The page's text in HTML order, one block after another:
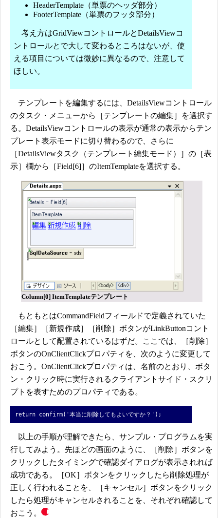
HeaderTemplate（単票のヘッダ部分）
FooterTemplate（単票のフッタ部分）
考え方はGridViewコントロールとDetailsViewコ
ントロールとで大して変わるところはないが、使
える項目については微妙に異なるので、注意して
ほしい。
テンプレートを編集するには、DetailsViewコントロール
のタスク・メニューから［テンプレートの編集］を選択す
る。DetailsViewコントロールの表示が通常の表示からテン
プレート表示モードに切り替わるので、さらに
［DetailsViewタスク（テンプレート編集モード）］の［表
示］欄から［Field[6]］のItemTemplateを選択する。
Column[0] ItemTemplateテンプレート
もともとはCommandFieldフィールドで定義されていた
［編集］［新規作成］［削除］ボタンがLinkButtonコント
ロールとして配置されているはずだ。ここでは、［削除］
ボタンのOnClientClickプロパティを、次のように変更して
おこう。OnClientClickプロパティは、名前のとおり、ボタ
ン・クリック時に実行されるクライアントサイド・スクリ
プトを表すためのプロパティである。
return confirm('本当に削除してもよいですか？');
以上の手順が理解できたら、サンプル・プログラムを実
行してみよう。先ほどの画面のように、［削除］ボタンを
クリックしたタイミングで確認ダイアログが表示されれば
成功である。［OK］ボタンをクリックしたら削除処理が
正しく行われることを、［キャンセル］ボタンをクリック
したら処理がキャンセルされることを、それぞれ確認して
おこう。